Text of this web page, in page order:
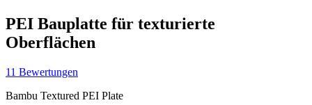
PEI Bauplatte für texturierte
Oberflächen
11 Bewertungen
Bambu Textured PEI Plate